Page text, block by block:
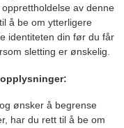
av denne
å be om ytterligere
identiteten din før du får
sletting er ønskelig.
ønsker å begrense
har du rett til å be om